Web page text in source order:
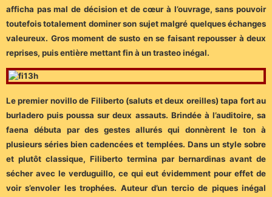
afficha pas mal de décision et de cœur à l’ouvrage, sans pouvoir
toutefois totalement dominer son sujet malgré quelques échanges
valeureux. Gros moment de susto en se faisant repousser à deux
reprises, puis entière mettant fin à un trasteo inégal.
Le premier novillo de Filiberto (saluts et deux oreilles) tapa fort au
burladero puis poussa sur deux assauts. Brindée à l’auditoire, sa
faena débuta par des gestes allurés qui donnèrent le ton à
plusieurs séries bien cadencées et templées. Dans un style sobre
et plutôt classique, Filiberto termina par bernardinas avant de
sécher avec le verduguillo, ce qui eut évidemment pour effet de
voir s’envoler les trophées. Auteur d’un tercio de piques inégal